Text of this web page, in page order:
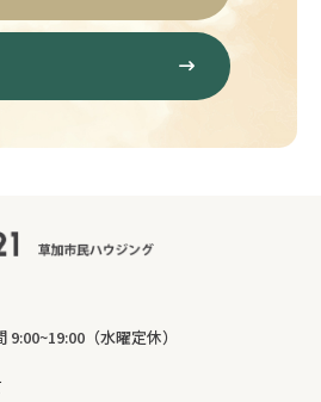
（水曜定休）